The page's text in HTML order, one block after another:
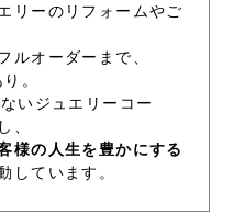
リーのリフォームやご
ルオーダーまで、
。
いジュエリーコー
、
様の人生を豊かにする
しています。